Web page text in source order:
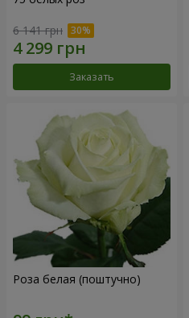
6 141 грн
Заказать
Роза белая (поштучно)